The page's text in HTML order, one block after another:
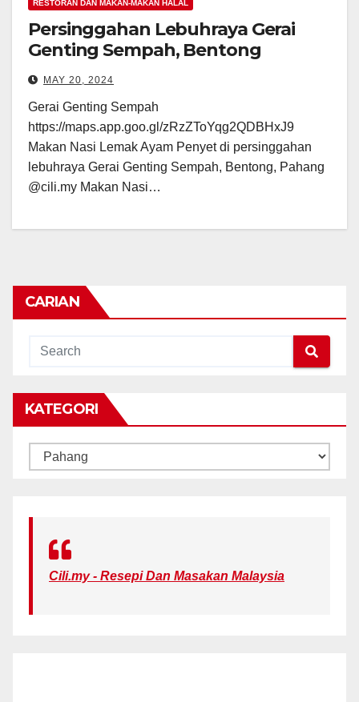
RESTORAN DAN MAKAN-MAKAN HALAL
Persinggahan Lebuhraya Gerai
Genting Sempah, Bentong
MAY 20, 2024
Gerai Genting Sempah
https://maps.app.goo.gl/zRzZToYqg2QDBHxJ9
Makan Nasi Lemak Ayam Penyet di persinggahan
lebuhraya Gerai Genting Sempah, Bentong, Pahang
@cili.my Makan Nasi…
CARIAN
KATEGORI
KATEGORI
Cili.my - Resepi Dan Masakan Malaysia